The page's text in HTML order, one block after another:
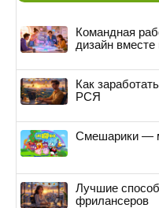
Командная
дизайн
Как
РСЯ
Смешарики —
Лучшие
фрилансеров